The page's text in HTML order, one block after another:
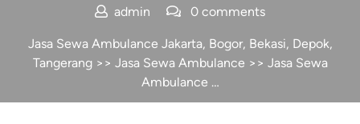
admin 0 comments
Jasa Sewa Ambulance Jakarta, Bogor, Bekasi, Depok,
Tangerang>> Jasa Sewa Ambulance >> Jasa Sewa
Ambulance …